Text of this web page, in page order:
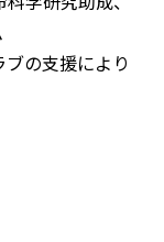
ブの支援により